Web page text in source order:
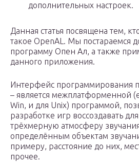
дополнительных настроек.
Данная статья посвящена тем,
такое OpenAL. Мы постараемся
программу Опен Ал, а также
данного приложения.
Интерфейс программирования
– является межплатформенной
Win, и для Unix) программой,
разработке игр воссоздавать
трёхмерную атмосферу
определённым объектам
примеру, расстояние до них,
прочее.